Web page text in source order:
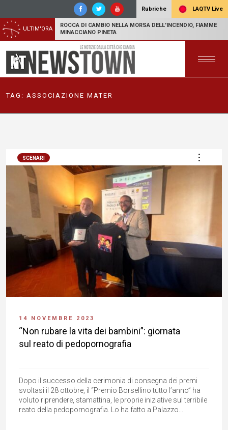
Rubriche LAQTV Live
ULTIM'ORA
ROCCA DI CAMBIO NELLA MORSA DELL'INCENDIO, FIAMME
MINACCIANO PINETA
TAG: ASSOCIAZIONE MATER
SCENARI
14 NOVEMBRE 2023
“Non rubare la vita dei bambini”: giornata
sul reato di pedopornografia
Dopo il successo della cerimonia di consegna dei premi
svoltasi il 28 ottobre, il “Premio Borsellino tutto l’anno” ha
voluto riprendere, stamattina, le proprie iniziative sul terribile
reato della pedopornografia. Lo ha fatto a Palazzo...